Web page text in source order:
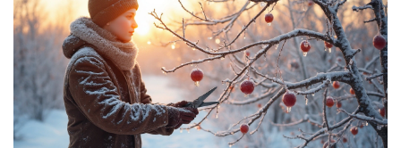
приводятся советы и рекомендации по
правильному рыхлению земли в вашем саду, чтобы
ваши деревья пережили зиму без проблем.